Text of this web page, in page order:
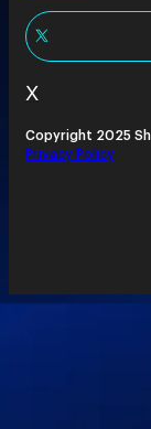
X
Copyright 2025
Privacy Policy